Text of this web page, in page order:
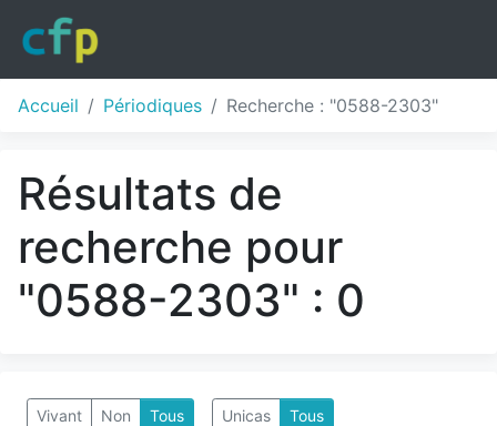
Accueil Périodiques Recherche : "0588-2303"
Résultats de
recherche pour
"0588-2303" : 0
Vivant Non Tous Unicas Tous